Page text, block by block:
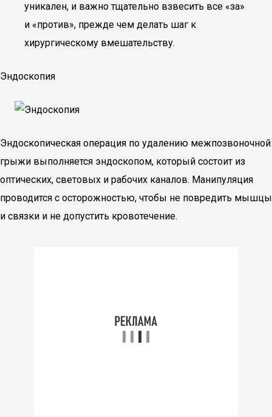
уникален, и важно тщательно взвесить все «за»
и «против», прежде чем делать шаг к
хирургическому вмешательству.
Эндоскопия
Эндоскопическая операция по удалению межпозвоночной
грыжи выполняется эндоскопом, который состоит из
оптических, световых и рабочих каналов. Манипуляция
проводится с осторожностью, чтобы не повредить мышцы
и связки и не допустить кровотечение.